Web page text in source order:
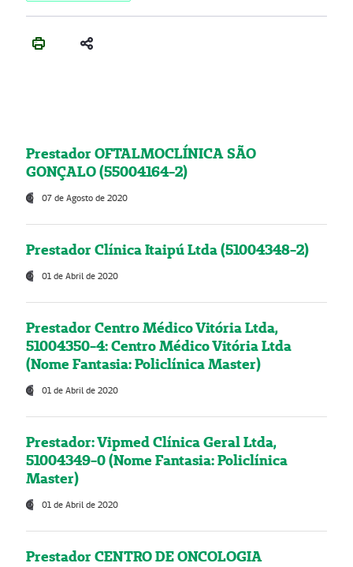
Prestador OFTALMOCLÍNICA SÃO
GONÇALO (55004164-2)
07 de Agosto de 2020
Prestador Clínica Itaipú Ltda (51004348-2)
01 de Abril de 2020
Prestador Centro Médico Vitória Ltda,
51004350-4: Centro Médico Vitória Ltda
(Nome Fantasia: Policlínica Master)
01 de Abril de 2020
Prestador: Vipmed Clínica Geral Ltda,
51004349-0 (Nome Fantasia: Policlínica
Master)
01 de Abril de 2020
Prestador CENTRO DE ONCOLOGIA